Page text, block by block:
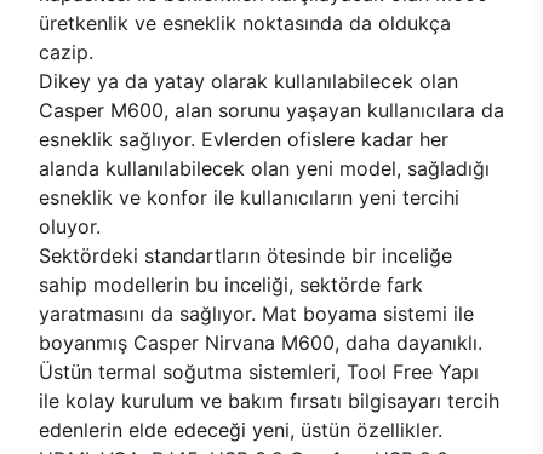
üretkenlik ve esneklik noktasında da oldukça
cazip.
Dikey ya da yatay olarak kullanılabilecek olan
Casper M600, alan sorunu yaşayan kullanıcılara da
esneklik sağlıyor. Evlerden ofislere kadar her
alanda kullanılabilecek olan yeni model, sağladığı
esneklik ve konfor ile kullanıcıların yeni tercihi
oluyor.
Sektördeki standartların ötesinde bir inceliğe
sahip modellerin bu inceliği, sektörde fark
yaratmasını da sağlıyor. Mat boyama sistemi ile
boyanmış Casper Nirvana M600, daha dayanıklı.
Üstün termal soğutma sistemleri, Tool Free Yapı
ile kolay kurulum ve bakım fırsatı bilgisayarı tercih
edenlerin elde edeceği yeni, üstün özellikler.